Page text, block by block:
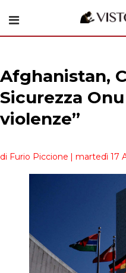
Afghanistan,
Sicurezza
violenze”
di Furio Piccione | martedì 17